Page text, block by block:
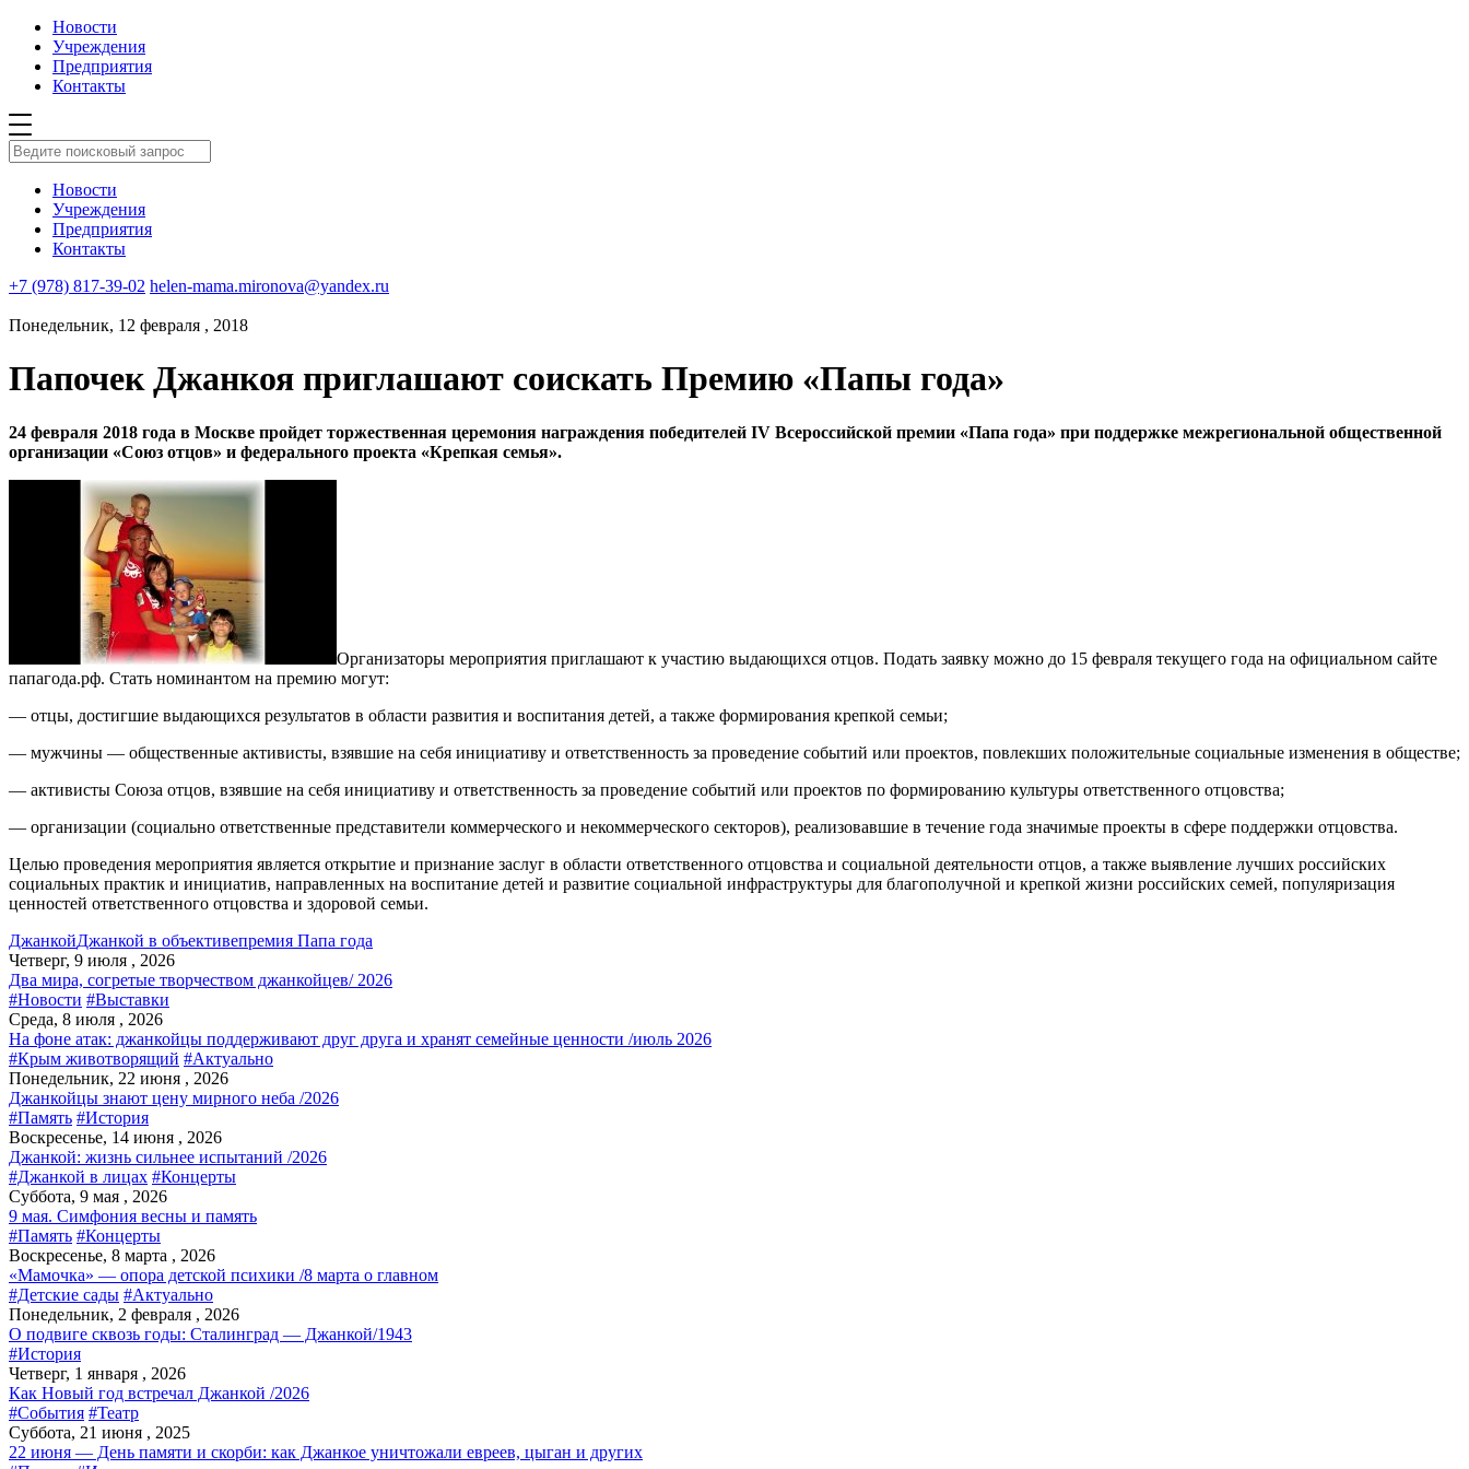
Новости
Учреждения
Предприятия
Контакты
Новости
Учреждения
Предприятия
Контакты
+7 (978) 817-39-02 helen-mama.mironova@yandex.ru
Понедельник, 12 февраля , 2018
Папочек Джанкоя приглашают соискать Премию «Папы года»
24 февраля 2018 года в Москве пройдет торжественная церемония награждения победителей IV Всероссийской премии «Папа года» при поддержке межрегиональной общественной
организации «Союз отцов» и федерального проекта «Крепкая семья».
Организаторы мероприятия приглашают к участию выдающихся отцов. Подать заявку можно до 15 февраля текущего года на официальном сайте
папагода.рф. Стать номинантом на премию могут:
— отцы, достигшие выдающихся результатов в области развития и воспитания детей, а также формирования крепкой семьи;
— мужчины — общественные активисты, взявшие на себя инициативу и ответственность за проведение событий или проектов, повлекших положительные социальные изменения в обществе;
— активисты Союза отцов, взявшие на себя инициативу и ответственность за проведение событий или проектов по формированию культуры ответственного отцовства;
— организации (социально ответственные представители коммерческого и некоммерческого секторов), реализовавшие в течение года значимые проекты в сфере поддержки отцовства.
Целью проведения мероприятия является открытие и признание заслуг в области ответственного отцовства и социальной деятельности отцов, а также выявление лучших российских
социальных практик и инициатив, направленных на воспитание детей и развитие социальной инфраструктуры для благополучной и крепкой жизни российских семей, популяризация
ценностей ответственного отцовства и здоровой семьи.
ДжанкойДжанкой в объективепремия Папа года
Четверг, 9 июля , 2026
Два мира, согретые творчеством джанкойцев/ 2026
#Новости #Выставки
Среда, 8 июля , 2026
На фоне атак: джанкойцы поддерживают друг друга и хранят семейные ценности /июль 2026
#Крым животворящий #Актуально
Понедельник, 22 июня , 2026
Джанкойцы знают цену мирного неба /2026
#Память #История
Воскресенье, 14 июня , 2026
Джанкой: жизнь сильнее испытаний /2026
#Джанкой в лицах #Концерты
Суббота, 9 мая , 2026
9 мая. Симфония весны и память
#Память #Концерты
Воскресенье, 8 марта , 2026
«Мамочка» — опора детской психики /8 марта о главном
#Детские сады #Актуально
Понедельник, 2 февраля , 2026
О подвиге сквозь годы: Сталинград — Джанкой/1943
#История
Четверг, 1 января , 2026
Как Новый год встречал Джанкой /2026
#События #Театр
Суббота, 21 июня , 2025
22 июня — День памяти и скорби: как Джанкое уничтожали евреев, цыган и других